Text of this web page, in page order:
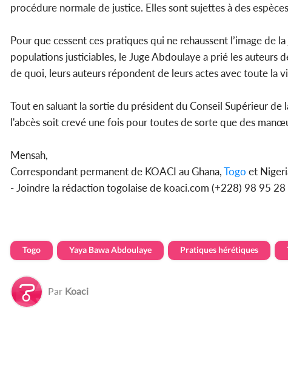
procédure normale de justice. Elles sont sujettes à des
Pour que cessent ces pratiques qui ne rehaussent l’image de
populations justiciables, le Juge Abdoulaye a prié les auteurs
de quoi, leurs auteurs répondent de leurs actes avec toute la
Tout en saluant la sortie du président du Conseil Supérieur
l'abcès soit crevé une fois pour toutes de sorte que des
Mensah,
Correspondant permanent de KOACI au Ghana,Togo et
- Joindre la rédaction togolaise de koaci.com (+228) 98 95 28
Togo Yaya Bawa Abdoulaye Pratiques hérétiques
Par Koaci